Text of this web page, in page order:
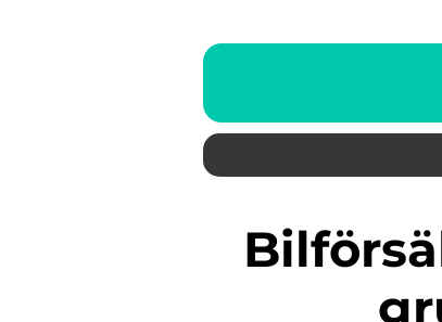
Bilförsäkring för företag: En